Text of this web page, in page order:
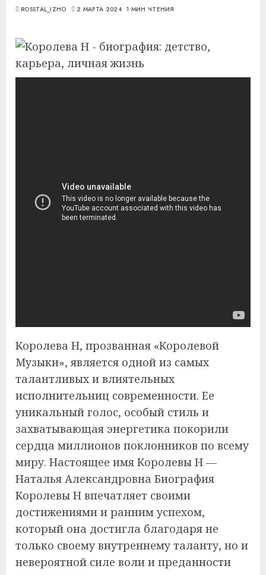
ROSSTAL_IZHO 2 МАРТА 2024 1 МИН ЧТЕНИЯ
Королева Н, прозванная «Королевой
Музыки», является одной из самых
талантливых и влиятельных
исполнительниц современности. Ее
уникальный голос, особый стиль и
захватывающая энергетика покорили
сердца миллионов поклонников по всему
миру. Настоящее имя Королевы Н —
Наталья Александровна Биография
Королевы Н впечатляет своими
достижениями и ранним успехом,
который она достигла благодаря не
только своему внутреннему таланту, но и
невероятной силе воли и преданности